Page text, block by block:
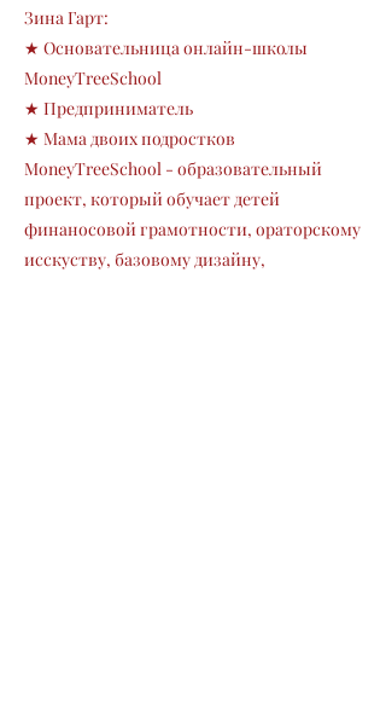
Зина Гарт:
★ Основательница онлайн-школы
MoneyTreeSchool
★ Предприниматель
★ Мама двоих подростков
MoneyTreeSchool - образовательный
проект, который обучает детей
финаносовой грамотности, ораторскому
исскуству, базовому дизайну,